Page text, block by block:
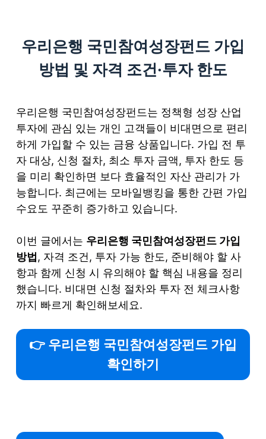
c
o
n
e
n
우리은행 국민참여성장펀드 가입
방법 및 자격 조건·투자 한도
우리은행 국민참여성장펀드는 정책형 성장 산업
투자에 관심 있는 개인 고객들이 비대면으로 편리
하게 가입할 수 있는 금융 상품입니다. 가입 전 투
자 대상, 신청 절차, 최소 투자 금액, 투자 한도 등
을 미리 확인하면 보다 효율적인 자산 관리가 가
능합니다. 최근에는 모바일뱅킹을 통한 간편 가입
수요도 꾸준히 증가하고 있습니다.
이번 글에서는 우리은행 국민참여성장펀드 가입
방법 , 자격 조건, 투자 가능 한도, 준비해야 할 사
항과 함께 신청 시 유의해야 할 핵심 내용을 정리
했습니다. 비대면 신청 절차와 투자 전 체크사항
까지 빠르게 확인해보세요.
👉 우리은행 국민참여성장펀드 가입
확인하기